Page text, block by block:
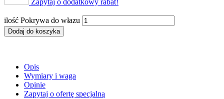
Zapytaj o dodatkowy rabat!
ilość Pokrywa do włazu
Dodaj do koszyka
Opis
Wymiary i waga
Opinie
Zapytaj o ofertę specjalną